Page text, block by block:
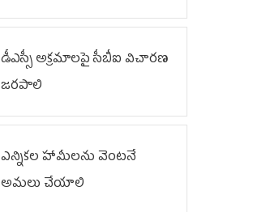
డీఎస్సీ అక్రమాలపై సీబీఐ విచారణ
జరపాలి
ఎన్నికల హామీలను వెంటనే
అమలు చేయాలి